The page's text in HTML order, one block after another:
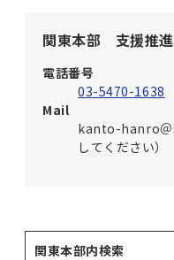
関東本部 支援推進
電話番号
03-5470-1638
Mail
kanto-hanro＠
してください）
関東本部内検索